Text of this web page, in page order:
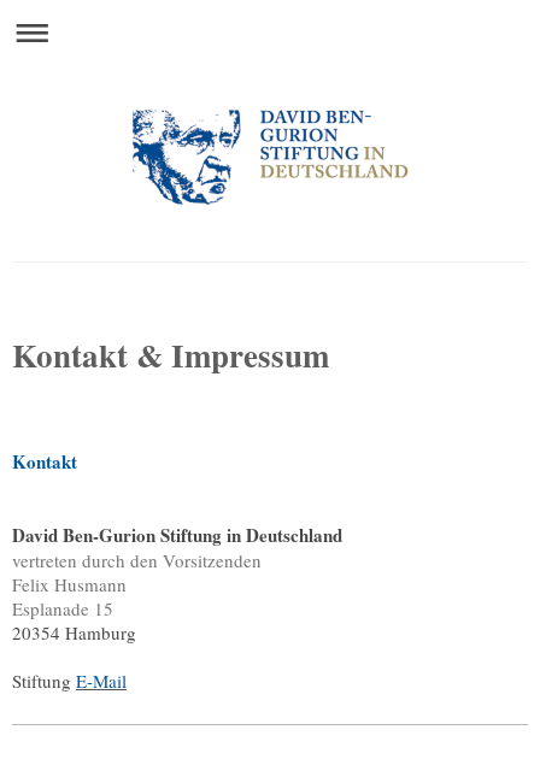
Kontakt & Impressum
Kontakt
David Ben-Gurion Stiftung in Deutschland
vertreten durch den Vorsitzenden
Felix Husmann
Esplanade 15
20354 Hamburg
Stiftung E-Mail